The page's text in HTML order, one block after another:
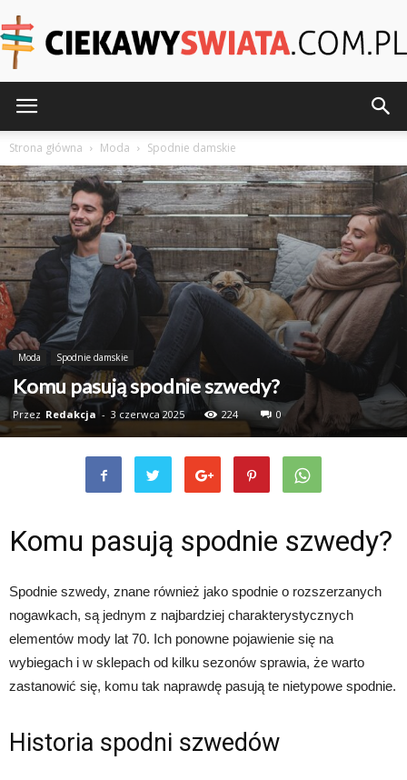
Strona główna Moda Spodnie damskie
Moda Spodnie damskie
Komu pasują spodnie szwedy?
Przez Redakcja - 3 czerwca 2025 224 0
Komu pasują spodnie szwedy?
Spodnie szwedy, znane również jako spodnie o rozszerzanych
nogawkach, są jednym z najbardziej charakterystycznych
elementów mody lat 70. Ich ponowne pojawienie się na
wybiegach i w sklepach od kilku sezonów sprawia, że warto
zastanowić się, komu tak naprawdę pasują te nietypowe spodnie.
Historia spodni szwedów